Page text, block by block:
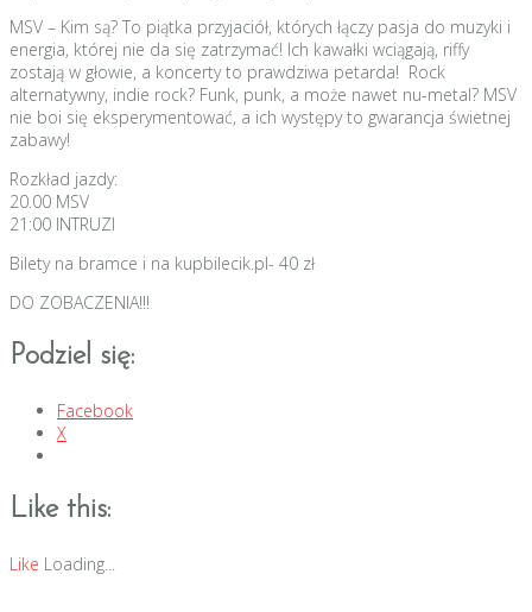
MSV – Kim są? To piątka przyjaciół, których łączy pasja do muzyki i
energia, której nie da się zatrzymać! Ich kawałki wciągają, riffy
zostają w głowie, a koncerty to prawdziwa petarda! Rock
alternatywny, indie rock? Funk, punk, a może nawet nu-metal? MSV
nie boi się eksperymentować, a ich występy to gwarancja świetnej
zabawy!
Rozkład jazdy:
20.00 MSV
21:00 INTRUZI
Bilety na bramce i na kupbilecik.pl- 40 zł
DO ZOBACZENIA!!!
Podziel się:
Facebook
X
Like this:
Like Loading...